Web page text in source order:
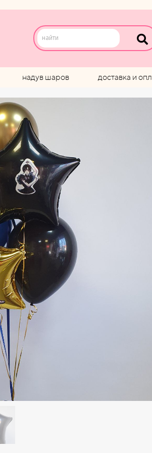
надув шаров доставка и